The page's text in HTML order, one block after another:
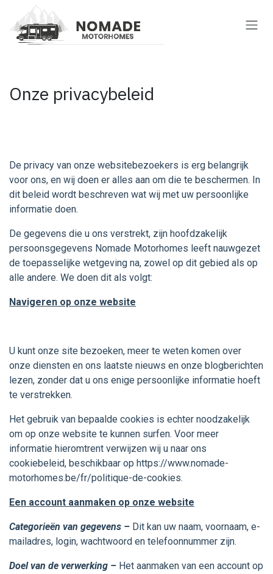
Onze privacybeleid
De privacy van onze websitebezoekers is erg belangrijk
voor ons, en wij doen er alles aan om die te beschermen. In
dit beleid wordt beschreven wat wij met uw persoonlijke
informatie doen.
De gegevens die u ons verstrekt, zijn hoofdzakelijk
persoonsgegevens Nomade Motorhomes leeft nauwgezet
de toepasselijke wetgeving na, zowel op dit gebied als op
alle andere. We doen dit als volgt:
Navigeren op onze website
U kunt onze site bezoeken, meer te weten komen over
onze diensten en ons laatste nieuws en onze blogberichten
lezen, zonder dat u ons enige persoonlijke informatie hoeft
te verstrekken.
Het gebruik van bepaalde cookies is echter noodzakelijk
om op onze website te kunnen surfen. Voor meer
informatie hieromtrent verwijzen wij u naar ons
cookiebeleid, beschikbaar op https://www.nomade-
motorhomes.be/fr/politique-de-cookies.
Een account aanmaken op onze website
Categorieën van gegevens – Dit kan uw naam, voornaam, e-
mailadres, login, wachtwoord en telefoonnummer zijn.
Doel van de verwerking – Het aanmaken van een account op